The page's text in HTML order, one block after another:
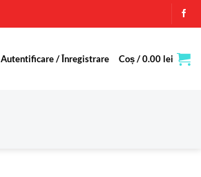
Autentificare / Înregistrare Coș /0.00 lei